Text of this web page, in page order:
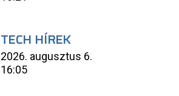
TECH HÍREK
2026. augusztus 6.
16:05